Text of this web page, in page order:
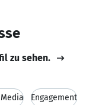
zu sehen.
Engagement